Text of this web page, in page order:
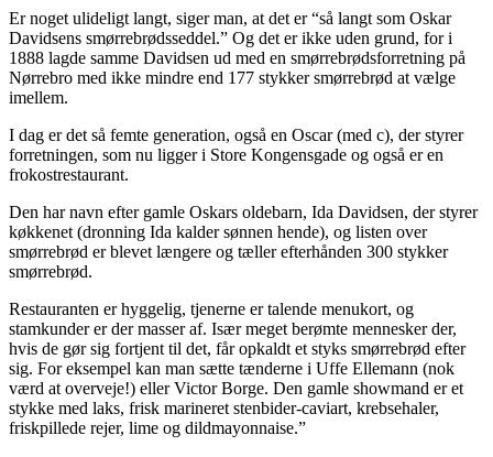
Er noget ulideligt langt, siger man, at det er “så langt som Oskar
Davidsens smørrebrødsseddel.” Og det er ikke uden grund, for i
1888 lagde samme Davidsen ud med en smørrebrødsforretning på
Nørrebro med ikke mindre end 177 stykker smørrebrød at vælge
imellem.
I dag er det så femte generation, også en Oscar (med c), der styrer
forretningen, som nu ligger i Store Kongensgade og også er en
frokostrestaurant.
Den har navn efter gamle Oskars oldebarn, Ida Davidsen, der styrer
køkkenet (dronning Ida kalder sønnen hende), og listen over
smørrebrød er blevet længere og tæller efterhånden 300 stykker
smørrebrød.
Restauranten er hyggelig, tjenerne er talende menukort, og
stamkunder er der masser af. Især meget berømte mennesker der,
hvis de gør sig fortjent til det, får opkaldt et styks smørrebrød efter
sig. For eksempel kan man sætte tænderne i Uffe Ellemann (nok
værd at overveje!) eller Victor Borge. Den gamle showmand er et
stykke med laks, frisk marineret stenbider-caviart, krebsehaler,
friskpillede rejer, lime og dildmayonnaise.”